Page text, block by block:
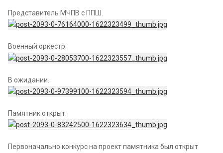
Представитель МЧПВ с ППШ.
Военный оркестр.
В ожидании.
Памятник открыт.
Первоначально конкурс на проект памятника был открыт